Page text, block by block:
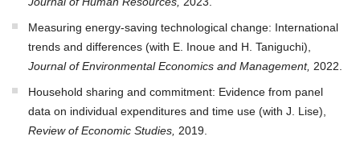
Measuring energy-saving technological change: International
trends and differences (with E. Inoue and H. Taniguchi),
Journal of Environmental Economics and Management, 2022.
Household sharing and commitment: Evidence from panel
data on individual expenditures and time use (with J. Lise),
Review of Economic Studies, 2019.